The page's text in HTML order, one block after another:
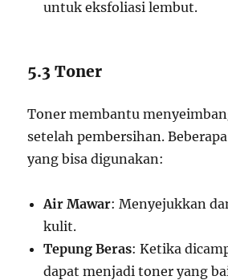
untuk eksfoliasi lembut.
5.3 Toner
Toner membantu
setelah pembersihan.
yang bisa digunakan:
Air Mawar: Menyejukkan
kulit.
Tepung Beras: Ketika
dapat menjadi toner yang